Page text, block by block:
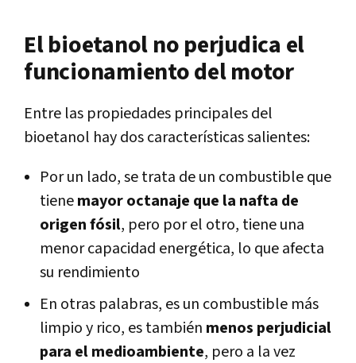
El bioetanol no perjudica el
funcionamiento del motor
Entre las propiedades principales del
bioetanol hay dos características salientes:
Por un lado, se trata de un combustible que
tienemayor octanaje que la nafta de
origen fósil, pero por el otro, tiene una
menor capacidad energética, lo que afecta
su rendimiento
En otras palabras, es un combustible más
limpio y rico, es también menos perjudicial
para el medioambiente, pero a la vez